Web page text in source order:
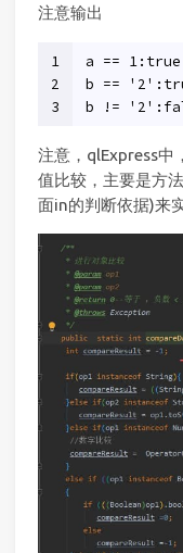
注意输出
1
2
3
a == 1:true
b ==
b !=
注意，qlExpress中
值比较，主要是方法
面in的判断依据)来